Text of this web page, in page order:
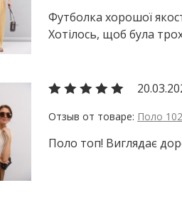
Футболка хорошої
Хотілось, щоб була
Поло
Поло топ! Виглядає